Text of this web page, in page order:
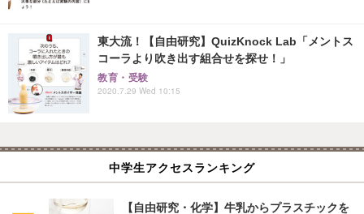
東大流！【自由研究】QuizKnock Lab「メントス
コーラより吹き出す組合せを探せ！」
教育・受験
2020.7.29 Wed 10:15
中学生アクセスランキング
【自由研究・化学】牛乳からプラスチックを